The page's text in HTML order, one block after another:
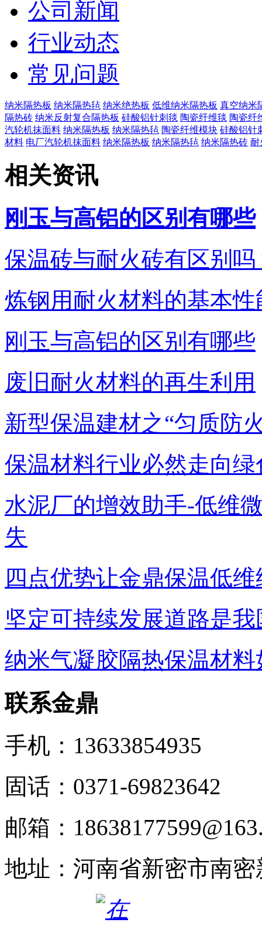
公司新闻
行业动态
常见问题
纳米隔热板 纳米隔热毡 纳米绝热板 低维纳米隔热板 真空纳米
隔热砖 纳米反射复合隔热板 硅酸铝针刺毯 陶瓷纤维毯 陶瓷纤
汽轮机抹面料 纳米隔热板 纳米隔热毡 陶瓷纤维模块 硅酸铝针
材料 电厂汽轮机抹面料 纳米隔热板 纳米隔热毡 纳米隔热砖 耐
相关资讯
刚玉与高铝的区别有哪些
保温砖与耐火砖有区别吗
炼钢用耐火材料的基本性
刚玉与高铝的区别有哪些
废旧耐火材料的再生利用
新型保温建材之“匀质防
保温材料行业必然走向绿
水泥厂的增效助手-低维
失
四点优势让金鼎保温低
坚定可持续发展道路是
纳米气凝胶隔热保温材
联系金鼎
手机：13633854935
固话：0371-69823642
邮箱：
地址：河南省新密市南密